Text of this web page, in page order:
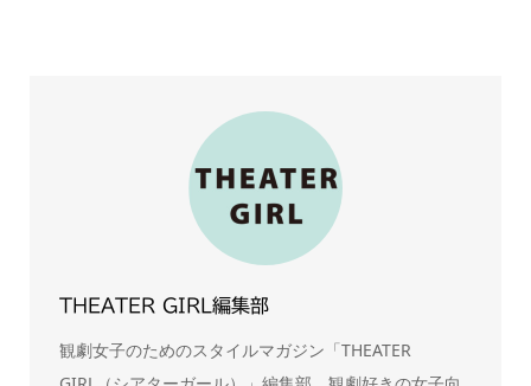
THEATER GIRL編集部
観劇女子のためのスタイルマガジン「THEATER